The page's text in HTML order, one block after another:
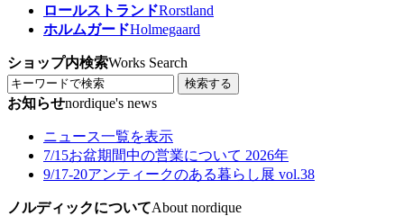
ロールストランドRorstland
ホルムガードHolmegaard
ショップ内検索Works Search
検索する
お知らせnordique's news
ニュース一覧を表示
7/15お盆期間中の営業について 2026年
9/17-20アンティークのある暮らし展 vol.38
ノルディックについてAbout nordique